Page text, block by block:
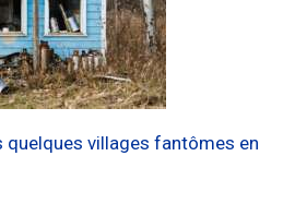
quelques villages fantômes en